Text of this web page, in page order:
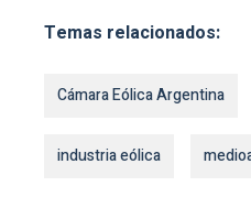
Temas relacionados:
Cámara Eólica Argentina
industria eólica